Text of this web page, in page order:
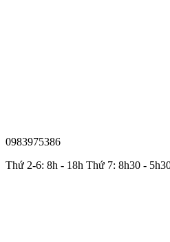
0983975386
Thứ 2-6: 8h - 18h Thứ 7: 8h30 -